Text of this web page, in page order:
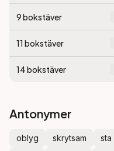
9bokstäver
11 bokstäver
14bokstäver
Antonymer
oblyg skrytsam sta